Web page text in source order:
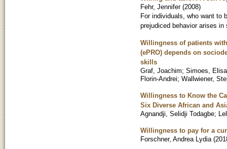
Fehr, Jennifer (2008)
For individuals, who want to
prejudiced behavior arises
Willingness of patients
(ePRO) depends on
skills
Graf, Joachim; Simoes,
Florin-Andrei; Wallwiener,
Willingness to Know the
Six Diverse African and
Agnandji, Selidji Todagbe;
Willingness to pay for a
Forschner, Andrea Lydia (